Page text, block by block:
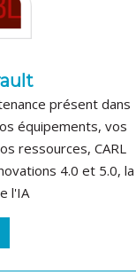
présent dans
équipements, vos
ressources, CARL
4.0 et 5.0, la
l'IA